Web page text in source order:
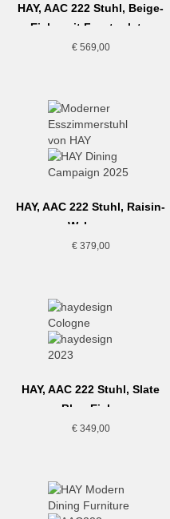
HAY, AAC 222 Stuhl, Beige-
Eiche mit Frontpolster
€569,00
HAY, AAC 222 Stuhl, Raisin-
Walnuss
€379,00
HAY, AAC 222 Stuhl, Slate
Blue-Eiche
€349,00